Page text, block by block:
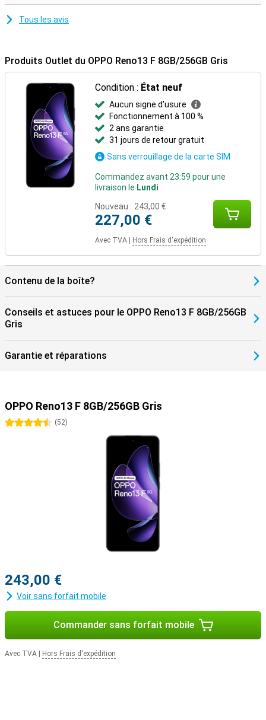
Tous les avis
Produits Outlet du OPPO Reno13 F 8GB/256GB Gris
Condition : État neuf
Aucun signe d'usure
Fonctionnement à 100 %
2 ans garantie
31 jours de retour gratuit
Sans verrouillage de la carte SIM
Commandez avant 23:59 pour une
livraison le Lundi
Nouveau : 243,00 €
227,00 €
Avec TVA Hors Frais d'expédition
Contenu de la boîte?
Conseils et astuces pour le OPPO Reno13 F 8GB/256GB
Gris
Garantie et réparations
OPPO Reno13 F 8GB/256GB Gris
4.5 étoiles
(52)
243,00 €
Voir sans forfait mobile
Commander sans forfait mobile
Avec TVA Hors Frais d'expédition